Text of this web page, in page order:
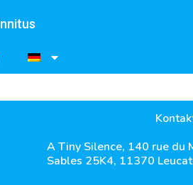
A Tiny Silence, 140 rue du
Sables 25K4, 11370